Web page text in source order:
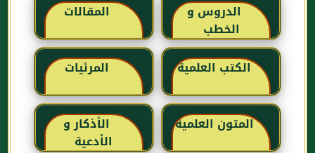
الدروس و
الخطب
المقالات
الكتب العلمية المرئيات
المتون العلمية
الأذكار و
الأدعية